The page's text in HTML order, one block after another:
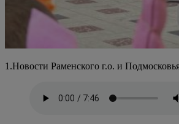
1.Новости Раменского г.о. и